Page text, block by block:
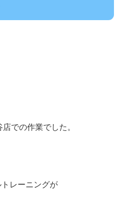
での作業でした。
レーニングが